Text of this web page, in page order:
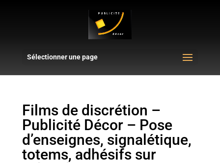
Sélectionner une page
Films de discrétion –
Publicité Décor – Pose
d’enseignes, signalétique,
totems, adhésifs sur